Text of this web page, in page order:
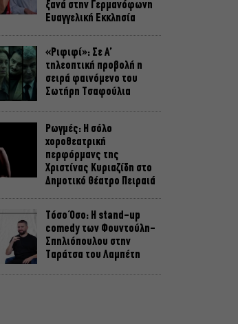
ξανά στην Γερμανόφωνη
Ευαγγελική Εκκλησία
«Ριφιφί»: Σε Α’
τηλεοπτική προβολή η
σειρά φαινόμενο του
Σωτήρη Τσαφούλια
Ρωγμές: Η σόλο
χοροθεατρική
περφόρμανς της
Χριστίνας Κυριαζίδη στο
Δημοτικό Θέατρο Πειραιά
Τόσο Όσο: Η stand-up
comedy των Φουντούλη-
Σπηλιόπουλου στην
Ταράτσα του Λαμπέτη